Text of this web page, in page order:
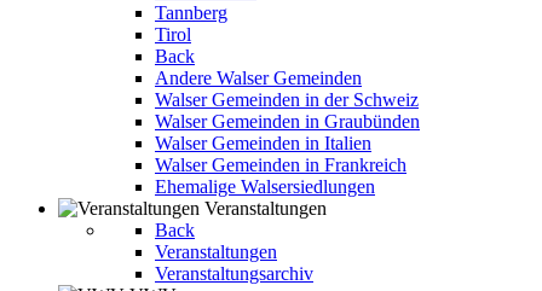
Tannberg
Tirol
Back
Andere Walser Gemeinden
Walser Gemeinden in der Schweiz
Walser Gemeinden in Graubünden
Walser Gemeinden in Italien
Walser Gemeinden in Frankreich
Ehemalige Walsersiedlungen
Veranstaltungen
Back
Veranstaltungen
Veranstaltungsarchiv